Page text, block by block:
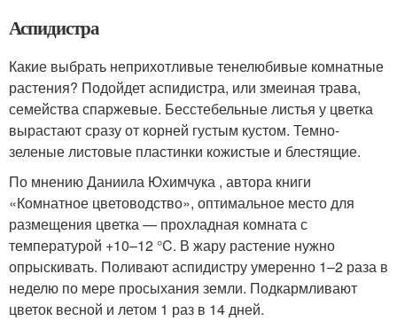
Аспидистра
Какие выбрать неприхотливые тенелюбивые комнатные
растения? Подойдет аспидистра, или змеиная трава,
семейства спаржевые. Бесстебельные листья у цветка
вырастают сразу от корней густым кустом. Темно-
зеленые листовые пластинки кожистые и блестящие.
По мнению Даниила Юхимчука , автора книги
«Комнатное цветоводство», оптимальное место для
размещения цветка — прохладная комната с
температурой +10–12 °C. В жару растение нужно
опрыскивать. Поливают аспидистру умеренно 1–2 раза в
неделю по мере просыхания земли. Подкармливают
цветок весной и летом 1 раз в 14 дней.